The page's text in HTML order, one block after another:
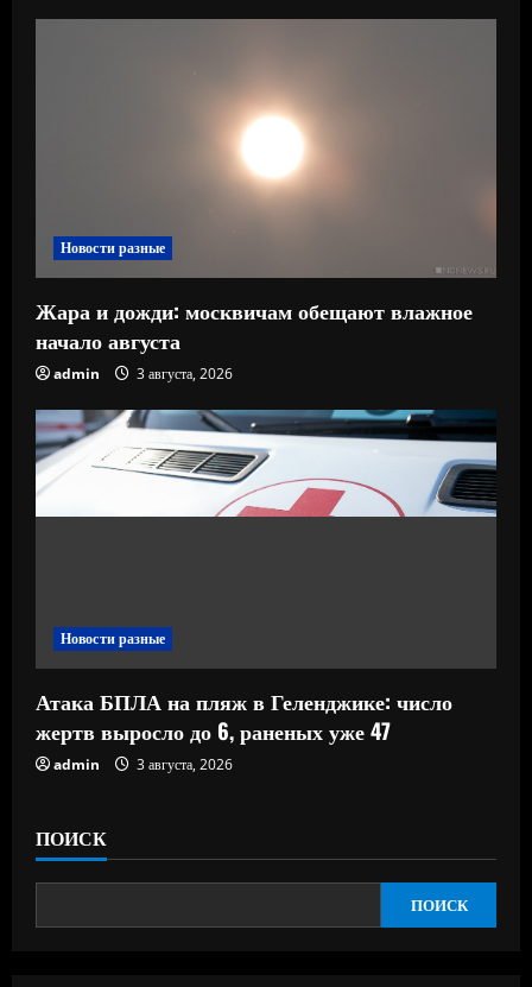
Новости разные
Жара и дожди: москвичам обещают влажное
начало августа
admin 3 августа, 2026
Новости разные
Атака БПЛА на пляж в Геленджике: число
жертв выросло до 6, раненых уже 47
admin 3 августа, 2026
ПОИСК
ПОИСК